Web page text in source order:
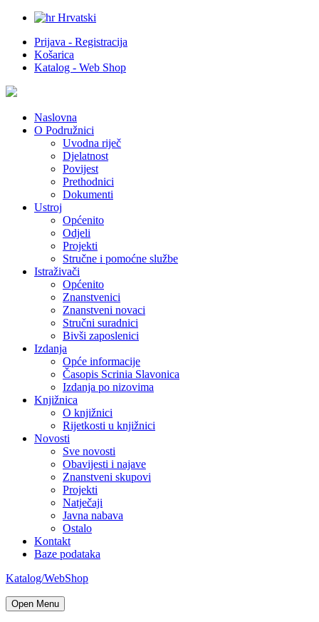
Hrvatski
Prijava - Registracija
Košarica
Katalog - Web Shop
Naslovna
O Podružnici
Uvodna riječ
Djelatnost
Povijest
Prethodnici
Dokumenti
Ustroj
Općenito
Odjeli
Projekti
Stručne i pomoćne službe
Istraživači
Općenito
Znanstvenici
Znanstveni novaci
Stručni suradnici
Bivši zaposlenici
Izdanja
Opće informacije
Časopis Scrinia Slavonica
Izdanja po nizovima
Knjižnica
O knjižnici
Rijetkosti u knjižnici
Novosti
Sve novosti
Obavijesti i najave
Znanstveni skupovi
Projekti
Natječaji
Javna nabava
Ostalo
Kontakt
Baze podataka
Katalog/WebShop
Open Menu